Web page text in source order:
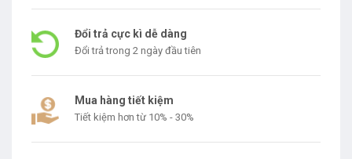
Đổi trả cực kì dễ dàng
Đổi trả trong 2 ngày đầu tiên
Mua hàng tiết kiệm
Tiết kiệm hơn từ 10% - 30%